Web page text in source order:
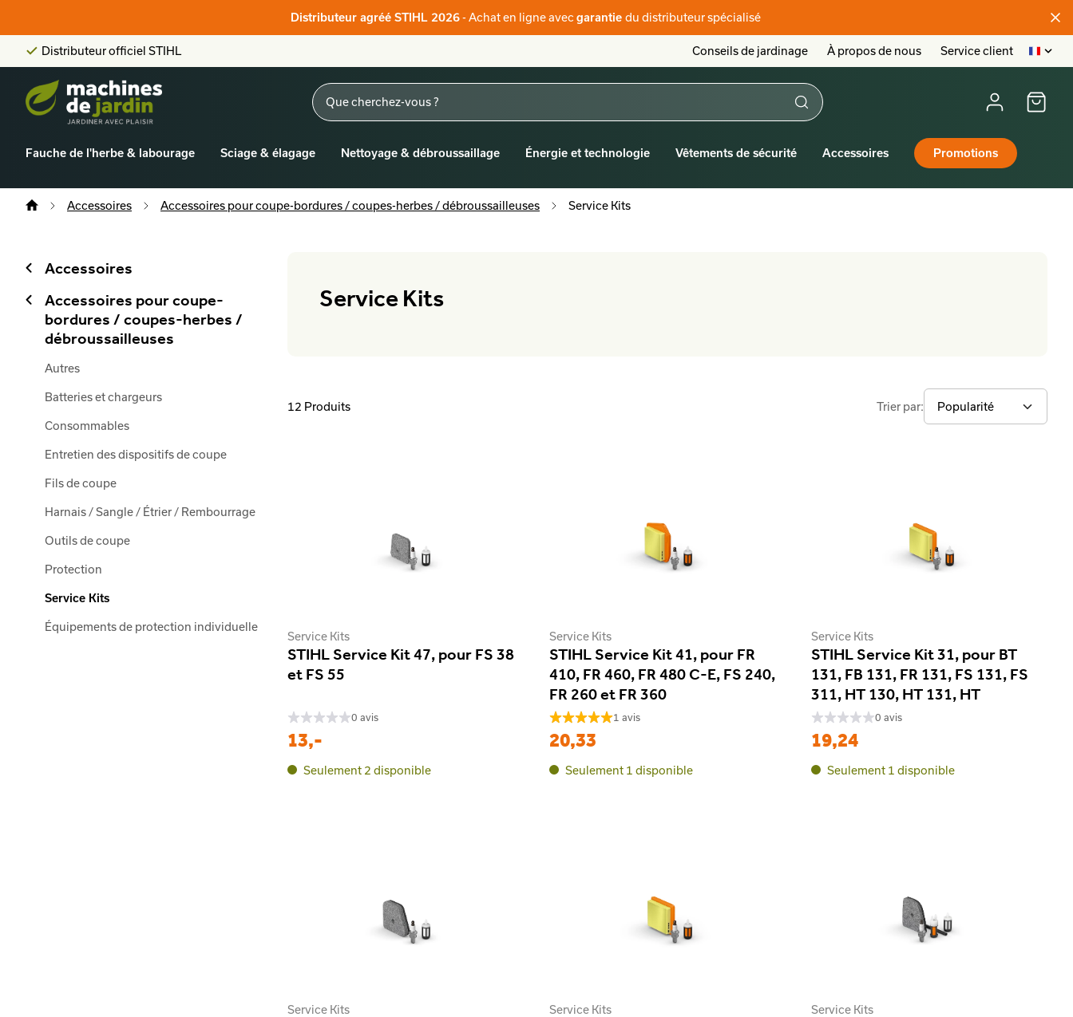
Distributeur agréé STIHL 2026- Achat en ligne avec garantie du distributeur spécialisé
Distributeur officiel STIHL
Score client:9,6/10 Conseils de jardinage À propos de nous Service client
Fauche de l'herbe & labourage Sciage & élagage Nettoyage & débroussaillage Énergie et technologie Vêtements de sécurité Accessoires Promotions
Accessoires Accessoires pour coupe-bordures / coupes-herbes / débroussailleuses Service Kits
Service Kits
12 Produits Trier par:
Service Kits
STIHL Service Kit 47, pour FS 38
et FS 55
0 avis
13,-
Seulement 2 disponible
Service Kits
STIHL Service Kit 41, pour FR
410, FR 460, FR 480 C-E, FS 240,
FR 260 et FR 360
1 avis
20,33
Seulement 1 disponible
Service Kits
STIHL Service Kit 31, pour BT
131, FB 131, FR 131, FS 131, FS
311, HT 130, HT 131, HT
0 avis
19,24
Seulement 1 disponible
Service Kits Service Kits Service Kits
Accessoires
Accessoires pour coupe-
bordures / coupes-herbes /
débroussailleuses
Autres
Batteries et chargeurs
Consommables
Entretien des dispositifs de coupe
Fils de coupe
Harnais / Sangle / Étrier / Rembourrage
Outils de coupe
Protection
Service Kits
Équipements de protection individuelle